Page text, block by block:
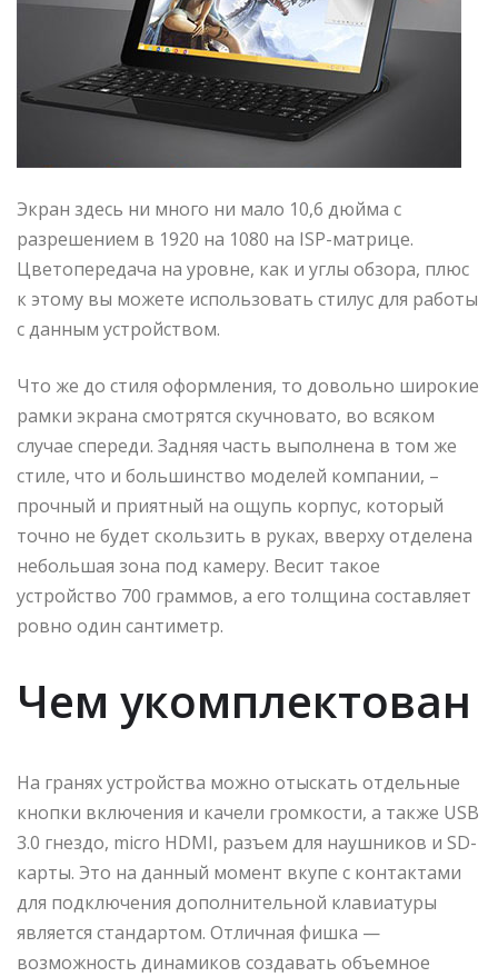
Экран здесь ни много ни мало 10,6 дюйма с
разрешением в 1920 на 1080 на ISP-матрице.
Цветопередача на уровне, как и углы обзора, плюс
к этому вы можете использовать стилус для работы
с данным устройством.
Что же до стиля оформления, то довольно широкие
рамки экрана смотрятся скучновато, во всяком
случае спереди. Задняя часть выполнена в том же
стиле, что и большинство моделей компании, –
прочный и приятный на ощупь корпус, который
точно не будет скользить в руках, вверху отделена
небольшая зона под камеру. Весит такое
устройство 700 граммов, а его толщина составляет
ровно один сантиметр.
Чем укомплектован
На гранях устройства можно отыскать отдельные
кнопки включения и качели громкости, а также USB
3.0 гнездо, micro HDMI, разъем для наушников и SD-
карты. Это на данный момент вкупе с контактами
для подключения дополнительной клавиатуры
является стандартом. Отличная фишка —
возможность динамиков создавать объемное